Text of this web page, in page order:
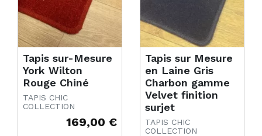
Tapis sur-Mesure
York Wilton
Rouge Chiné
TAPIS CHIC
COLLECTION
169,00 €
Tapis sur Mesure
en Laine Gris
Charbon gamme
Velvet finition
surjet
TAPIS CHIC
COLLECTION